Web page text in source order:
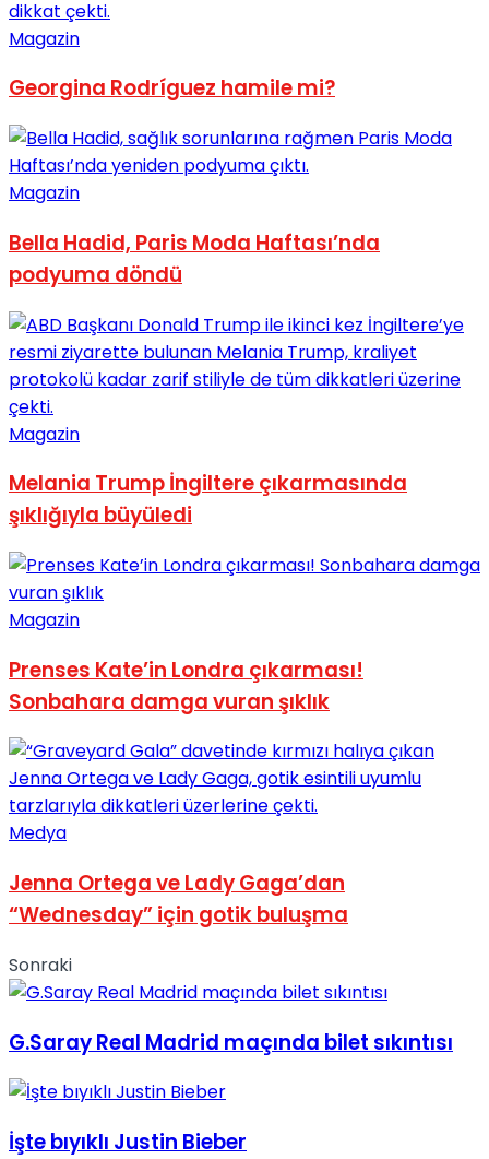
No Result
View All Result
Magazin
Georgina Rodríguez hamile mi?
Magazin
Bella Hadid, Paris Moda Haftası’nda
podyuma döndü
Magazin
Melania Trump İngiltere çıkarmasında
şıklığıyla büyüledi
Magazin
Prenses Kate’in Londra çıkarması!
Sonbahara damga vuran şıklık
Medya
Jenna Ortega ve Lady Gaga’dan
“Wednesday” için gotik buluşma
Sonraki
G.Saray Real Madrid maçında bilet sıkıntısı
İşte bıyıklı Justin Bieber